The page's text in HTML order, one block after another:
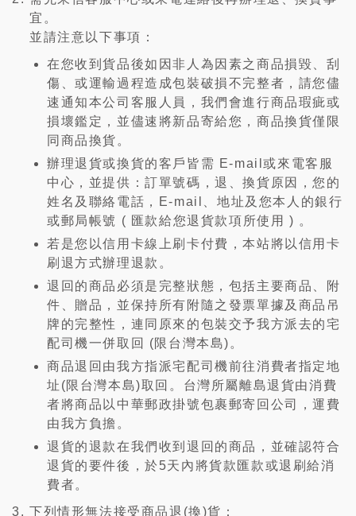
宜。
並請注意以下事項：
在您收到貨品後如因非人為因素之商品損毀、刮
傷、或運輸過程造成包裝破損不完整者，請您儘
速通知本公司客服人員，我們會進行商品瑕疵或
損壞鑑定，並儘速將新品寄給您，商品換貨僅限
同商品換貨。
辦理退貨或換貨的客戶皆需 E-mail或來電客服
中心，並提供：訂單號碼，退、換貨原因，您的
姓名及聯絡電話，E-mail、地址及您本人的銀行
或郵局帳號 ( 匯款給您退貨款項所使用 ) 。
若是您以信用卡線上刷卡付費，本站將以信用卡
刷退方式辦理退款。
退回的商品必須是完整狀態，包括主要商品、附
件、贈品，並保持所有附隨之發票單據及商品吊
牌的完整性，連同原來的包裝交予我方派去的宅
配司機一併取回 (限台灣本島)。
商品退回由我方指派宅配司機前往消費者指定地
址(限台灣本島)取回。台灣所屬離島退貨由消費
者將商品以中華郵政掛號包裹郵寄回公司，運費
由我方負擔。
退貨的退款在我們收到退回的商品，並確認符合
退貨的要件後，於5天內將貨款匯款或退刷給消
費者。
下列情形無法接受商品退(換)貨：